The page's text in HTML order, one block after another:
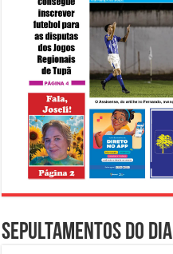
Sepultamentos do dia